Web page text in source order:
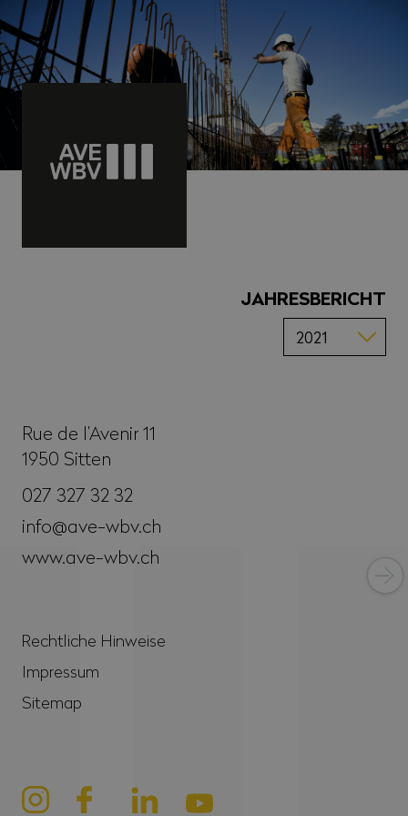
Rue de l’Avenir 11
1950 Sitten
027 327 32 32
info@ave-wbv.ch
www.ave-wbv.ch
Rechtliche Hinweise
Impressum
Sitemap
JAHRESBERICHT